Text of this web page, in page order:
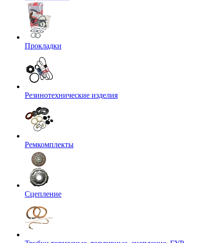
Прокладки
Резинотехнические изделия
Ремкомплекты
Сцепление